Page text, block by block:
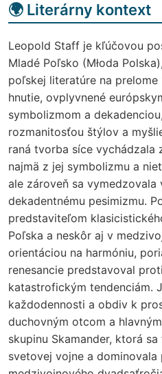
🌍 Literárny kontext
Leopold Staff je kľúčovou
Mladé Poľsko (Młoda
poľskej literatúre na
hnutie, ovplyvnené
symbolizmom a
rozmanitosťou štýlov a
raná tvorba síce vychádzala
najmä z jej symbolizmu a
ale zároveň sa vymedzovala
dekadentnému pesimizmu.
predstaviteľom
Poľska a neskôr aj v
orientáciou na harmóniu,
renesancie predstavoval
katastrofickým tendenciám.
každodennosti a obdiv k
duchovným otcom a
skupinu Skamander, ktorá
svetovej vojne a